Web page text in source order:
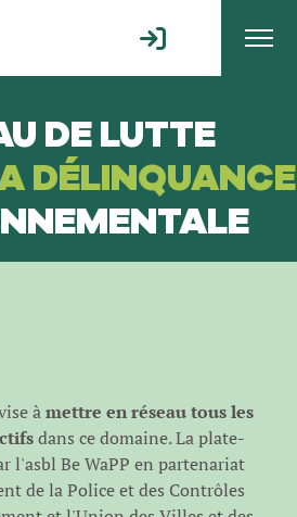
DE LUTTE
DÉLINQUANCE
àmettre en réseau tous les
dans ce domaine. La plate-
l'asbl Be WaPP en partenariat
de la Police et des Contrôles